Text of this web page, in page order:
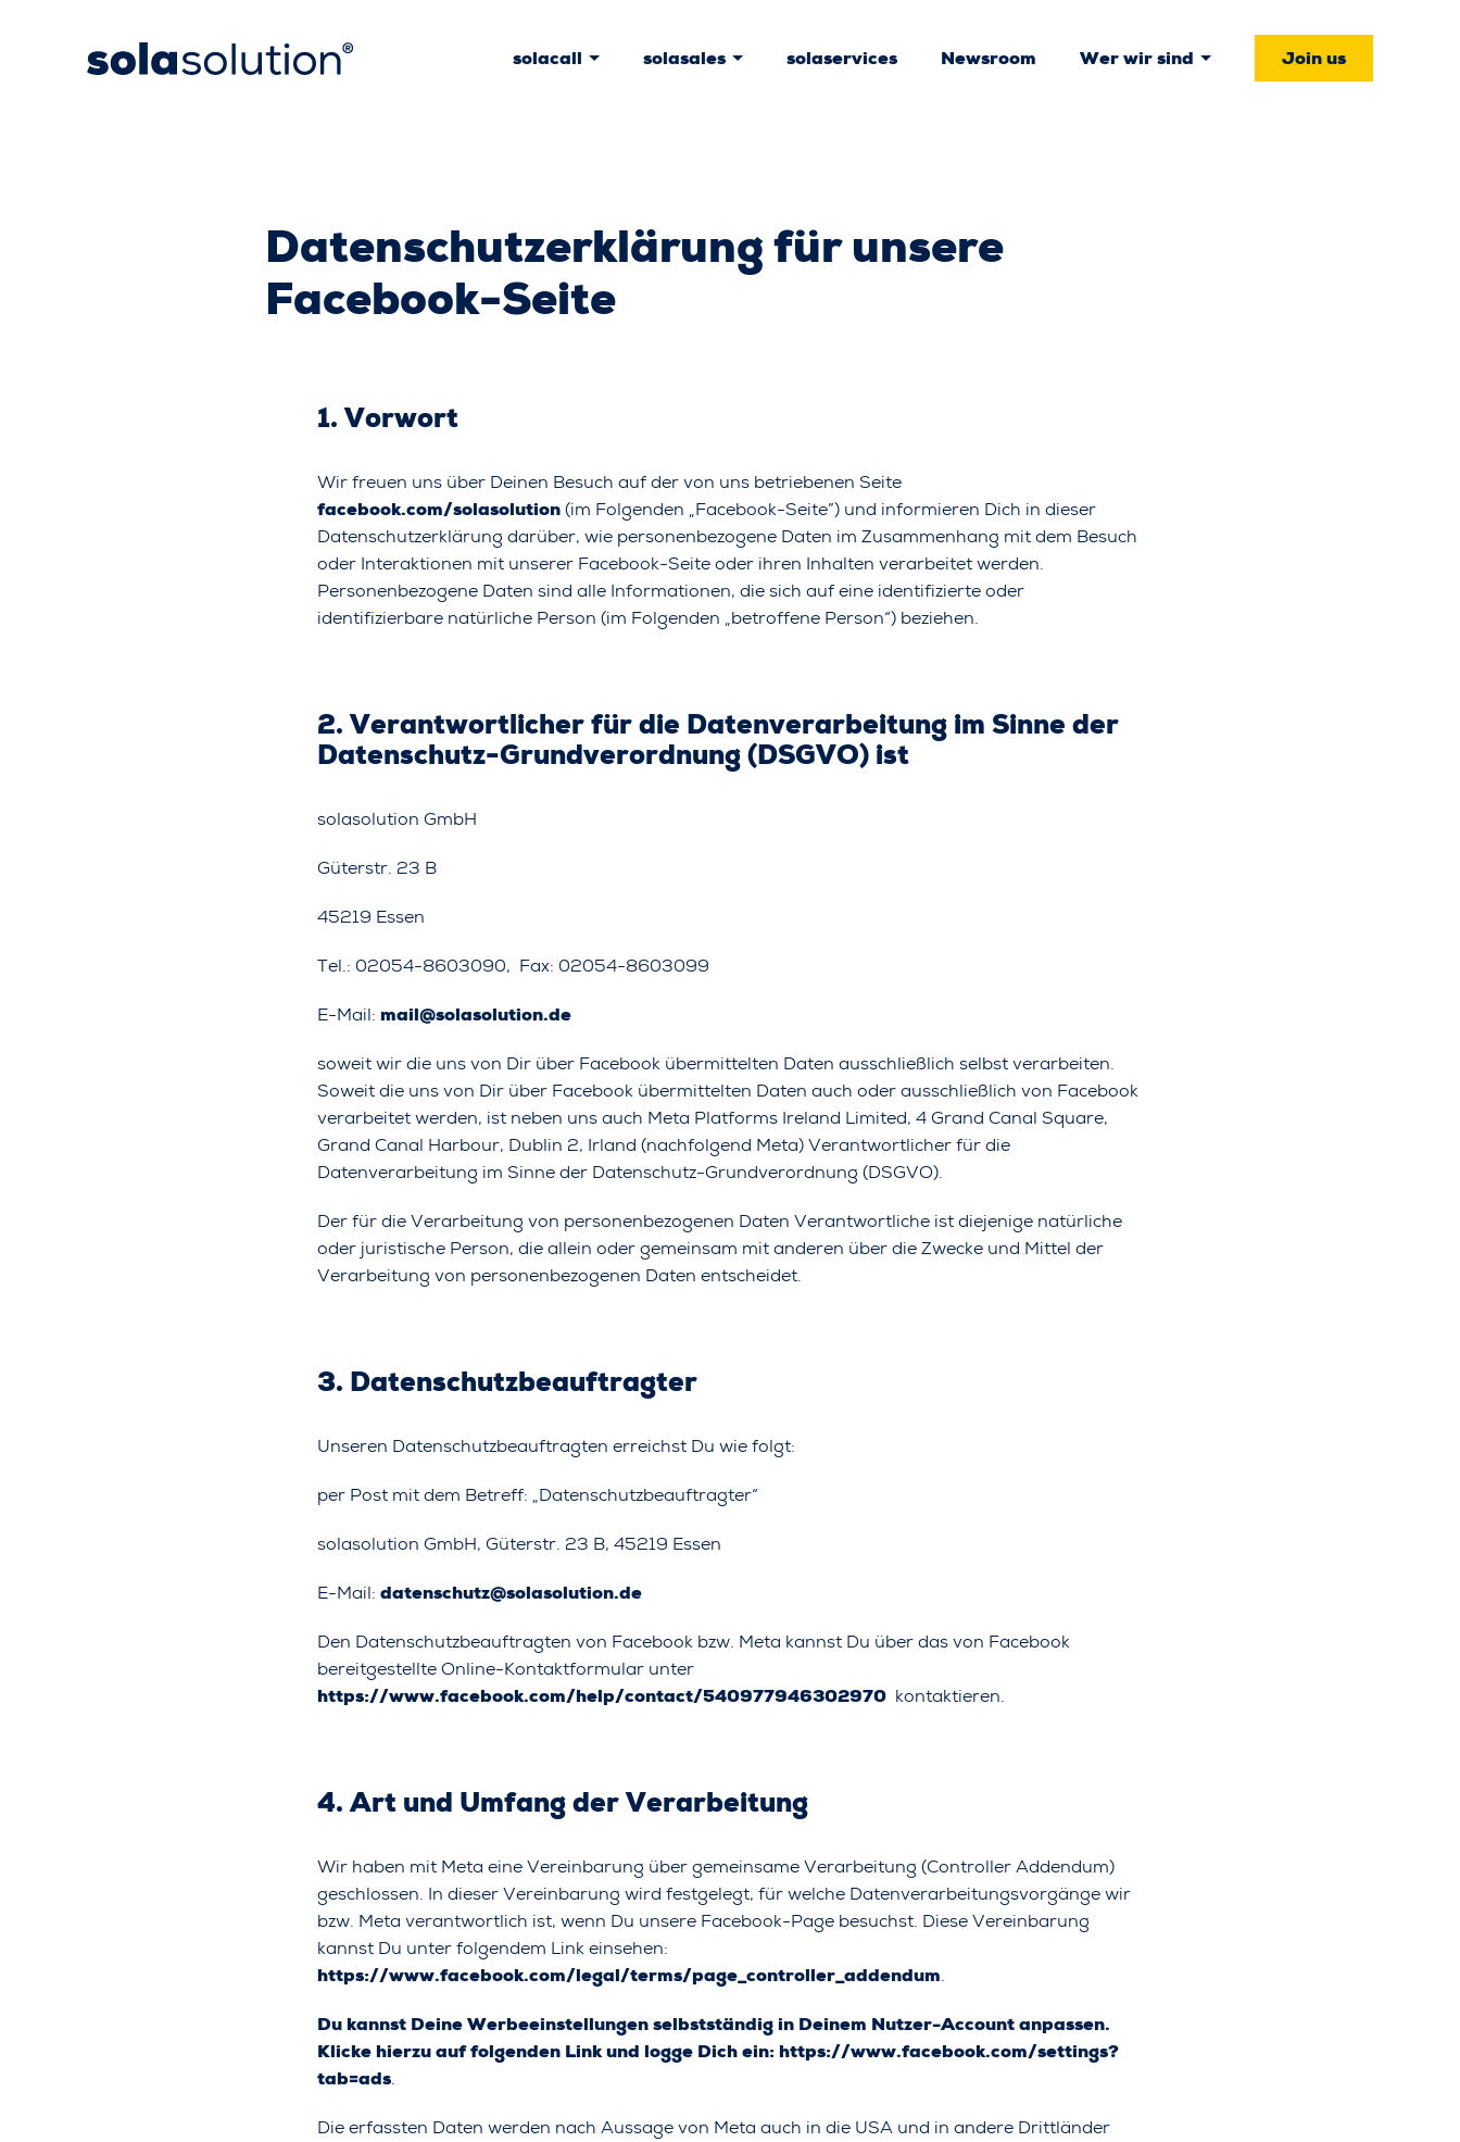
solacall solasales solaservices Newsroom Wer wir sind Join us
Datenschutzerklärung für unsere
Facebook-Seite
1. Vorwort
Wir freuen uns über Deinen Besuch auf der von uns betriebenen Seite
facebook.com/solasolution(im Folgenden „Facebook-Seite”) und informieren Dich in dieser
Datenschutzerklärung darüber, wie personenbezogene Daten im Zusammenhang mit dem Besuch
oder Interaktionen mit unserer Facebook-Seite oder ihren Inhalten verarbeitet werden.
Personenbezogene Daten sind alle Informationen, die sich auf eine identifizierte oder
identifizierbare natürliche Person (im Folgenden „betroffene Person“) beziehen.
2. Verantwortlicher für die Datenverarbeitung im Sinne der
Datenschutz-Grundverordnung (DSGVO) ist
solasolution GmbH
Güterstr. 23 B
45219 Essen
Tel.: 02054-8603090, Fax: 02054-8603099
E-Mail: mail@solasolution.de
soweit wir die uns von Dir über Facebook übermittelten Daten ausschließlich selbst verarbeiten.
Soweit die uns von Dir über Facebook übermittelten Daten auch oder ausschließlich von Facebook
verarbeitet werden, ist neben uns auch Meta Platforms Ireland Limited, 4 Grand Canal Square,
Grand Canal Harbour, Dublin 2, Irland (nachfolgend Meta) Verantwortlicher für die
Datenverarbeitung im Sinne der Datenschutz-Grundverordnung (DSGVO).
Der für die Verarbeitung von personenbezogenen Daten Verantwortliche ist diejenige natürliche
oder juristische Person, die allein oder gemeinsam mit anderen über die Zwecke und Mittel der
Verarbeitung von personenbezogenen Daten entscheidet.
3. Datenschutzbeauftragter
Unseren Datenschutzbeauftragten erreichst Du wie folgt:
per Post mit dem Betreff: „Datenschutzbeauftragter“
solasolution GmbH, Güterstr. 23 B, 45219 Essen
E-Mail: datenschutz@solasolution.de
Den Datenschutzbeauftragten von Facebook bzw. Meta kannst Du über das von Facebook
bereitgestellte Online-Kontaktformular unter
https://www.facebook.com/help/contact/540977946302970 kontaktieren.
4. Art und Umfang der Verarbeitung
Wir haben mit Meta eine Vereinbarung über gemeinsame Verarbeitung (Controller Addendum)
geschlossen. In dieser Vereinbarung wird festgelegt, für welche Datenverarbeitungsvorgänge wir
bzw. Meta verantwortlich ist, wenn Du unsere Facebook-Page besuchst. Diese Vereinbarung
kannst Du unter folgendem Link einsehen:
https://www.facebook.com/legal/terms/page_controller_addendum.
Du kannst Deine Werbeeinstellungen selbstständig in Deinem Nutzer-Account anpassen.
Klicke hierzu auf folgenden Link und logge Dich ein:https://www.facebook.com/settings?
tab=ads.
Die erfassten Daten werden nach Aussage von Meta auch in die USA und in andere Drittländer